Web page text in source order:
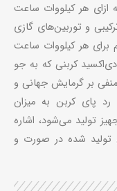
شبکه کشور حدود ۶۰۰ گرم به ازای هر کیلووات ساعت
و توربین‌های گازی
این عدد را به زیر ۴۰۰ گرم برای هر کیلووات ساعت
کربنی که به جو
بر گرمایش جهانی و
رد پای کربن به میزان
تولید می‌شود، اشاره
تولید شده در صورت و